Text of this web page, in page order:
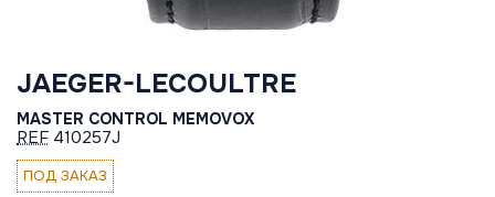
JAEGER-LECOULTRE
MASTER CONTROL MEMOVOX
REF 410257J
ПОД ЗАКАЗ